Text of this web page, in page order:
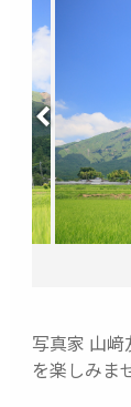
写真家 山﨑
を楽しみま